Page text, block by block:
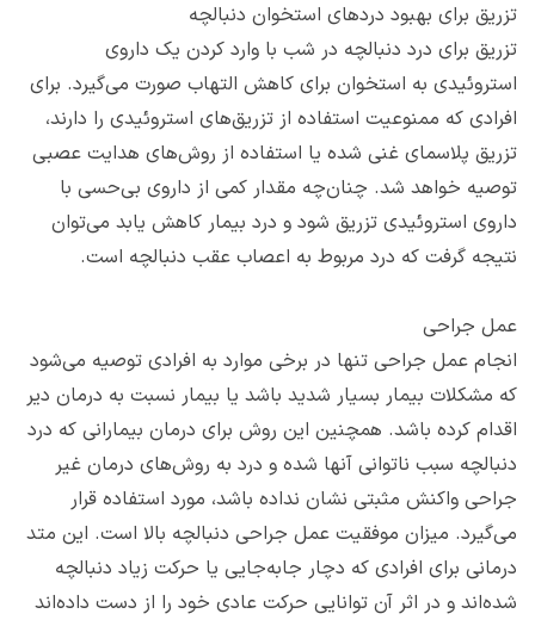
تزریق برای بهبود دردهای استخوان دنبالچه
تزریق برای درد دنبالچه در شب با وارد کردن یک داروی
استروئیدی به استخوان برای کاهش التهاب صورت می‌گیرد. برای
افرادی که ممنوعیت استفاده از تزریق‌های استروئیدی را دارند،
تزریق پلاسمای غنی شده یا استفاده از روش‌های هدایت عصبی
توصیه خواهد شد. چنان‌چه مقدار کمی از داروی بی‌حسی با
داروی استروئیدی تزریق شود و درد بیمار کاهش یابد می‌توان
نتیجه گرفت که درد مربوط به اعصاب عقب دنبالچه است.
عمل جراحی
انجام عمل جراحی تنها در برخی موارد به افرادی توصیه می‌شود
که مشکلات بیمار بسیار شدید باشد یا بیمار نسبت به درمان دیر
اقدام کرده باشد. همچنین این روش برای درمان بیمارانی که درد
دنبالچه سبب ناتوانی آنها شده و درد به روش‌های درمان غیر
جراحی واکنش مثبتی نشان نداده باشد، مورد استفاده قرار
می‌گیرد. میزان موفقیت عمل جراحی دنبالچه بالا است. این متد
درمانی برای افرادی که دچار جابه‌جایی یا حرکت زیاد دنبالچه
شده‌اند و در اثر آن توانایی حرکت عادی خود را از دست داده‌اند